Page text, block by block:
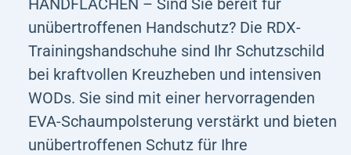
HANDFLÄCHEN – Sind Sie bereit für
unübertroffenen Handschutz? Die RDX-
Trainingshandschuhe sind Ihr Schutzschild
bei kraftvollen Kreuzheben und intensiven
WODs. Sie sind mit einer hervorragenden
EVA-Schaumpolsterung verstärkt und bieten
unübertroffenen Schutz für Ihre